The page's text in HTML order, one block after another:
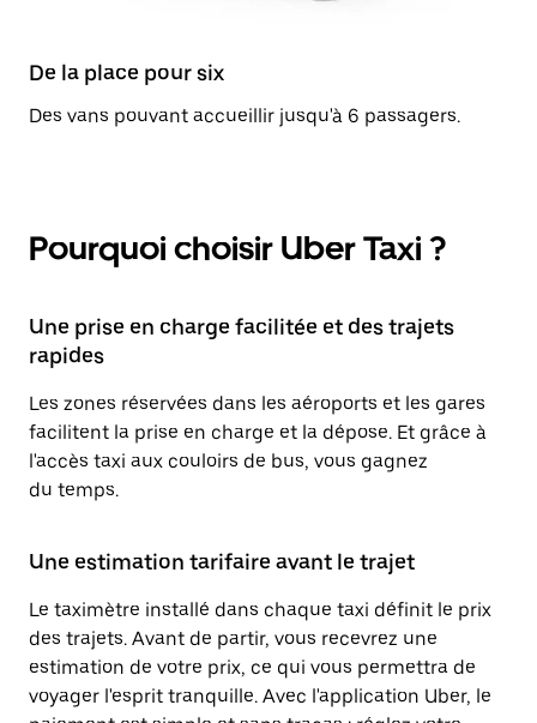
De la place pour six
Des vans pouvant accueillir jusqu'à 6 passagers.
Pourquoi choisir Uber Taxi ?
Une prise en charge facilitée et des trajets
rapides
Les zones réservées dans les aéroports et les gares
facilitent la prise en charge et la dépose. Et grâce à
l'accès taxi aux couloirs de bus, vous gagnez
du temps.
Une estimation tarifaire avant le trajet
Le taximètre installé dans chaque taxi définit le prix
des trajets. Avant de partir, vous recevrez une
estimation de votre prix, ce qui vous permettra de
voyager l'esprit tranquille. Avec l'application Uber, le